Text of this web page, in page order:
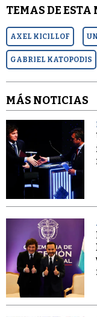
TEMAS DE ESTA
AXEL KICILLOF
GABRIEL KATOPODIS
MÁS NOTICIAS